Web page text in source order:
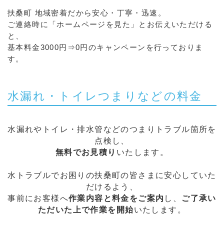
扶桑町 地域密着だから安心・丁寧・迅速。
ご連絡時に「ホームページを見た」とお伝えいただける
と、
基本料金3000円⇒0円のキャンペーンを行っておりま
す。
水漏れ・トイレつまりなどの料金
水漏れやトイレ・排水管などのつまりトラブル箇所を
点検し、
無料でお見積り いたします。
水トラブルでお困りの扶桑町の皆さまに安心していた
だけるよう、
事前にお客様へ作業内容と料金をご案内 し、
ご了承い
ただいた上で作業を開始いたします。